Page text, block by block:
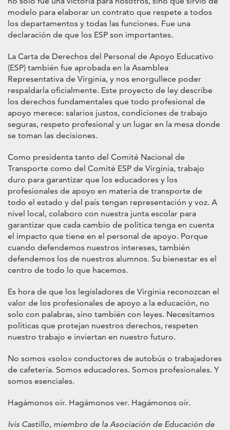
modelo para elaborar un contrato que respete a todos
los departamentos y todas las funciones. Fue una
declaración de que los ESP son importantes.
La Carta de Derechos del Personal de Apoyo Educativo
(ESP) también fue aprobada en la Asamblea
Representativa de Virginia, y nos enorgullece poder
respaldarla oficialmente. Este proyecto de ley describe
los derechos fundamentales que todo profesional de
apoyo merece: salarios justos, condiciones de trabajo
seguras, respeto profesional y un lugar en la mesa donde
se toman las decisiones.
Como presidenta tanto del Comité Nacional de
Transporte como del Comité ESP de Virginia, trabajo
duro para garantizar que los educadores y los
profesionales de apoyo en materia de transporte de
todo el estado y del país tengan representación y voz. A
nivel local, colaboro con nuestra junta escolar para
garantizar que cada cambio de política tenga en cuenta
el impacto que tiene en el personal de apoyo. Porque
cuando defendemos nuestros intereses, también
defendemos los de nuestros alumnos. Su bienestar es el
centro de todo lo que hacemos.
Es hora de que los legisladores de Virginia reconozcan el
valor de los profesionales de apoyo a la educación, no
solo con palabras, sino también con leyes. Necesitamos
políticas que protejan nuestros derechos, respeten
nuestro trabajo e inviertan en nuestro futuro.
No somos «solo» conductores de autobús o trabajadores
de cafetería. Somos educadores. Somos profesionales. Y
somos esenciales.
Hagámonos oír. Hagámonos ver. Hagámonos oír.
Ivis Castillo, miembro de la Asociación de Educación de